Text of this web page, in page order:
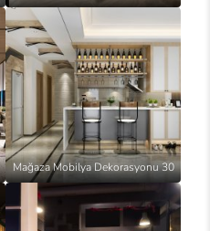
Mağaza Mobilya Dekorasyonu 30